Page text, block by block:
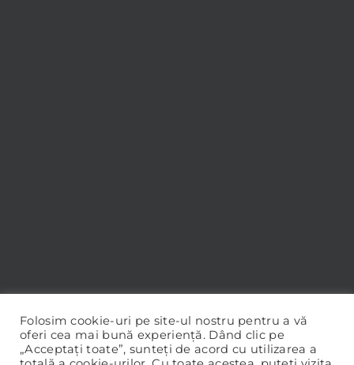
Folosim cookie-uri pe site-ul nostru pentru a vă
oferi cea mai bună experiență. Dând clic pe
„Acceptați toate”, sunteți de acord cu utilizarea a